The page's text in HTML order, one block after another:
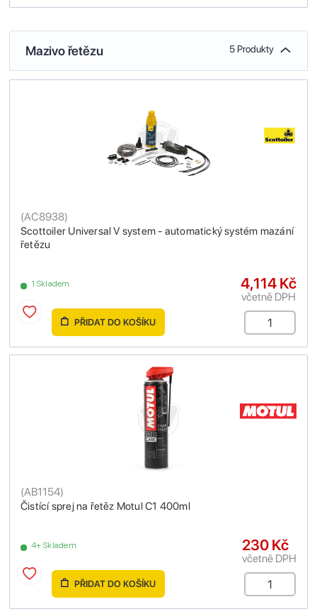
Mazivo řetězu 5 Produkty
Scottoiler Universal V system - automatický systém mazání
řetězu
(AC8938)
1 Skladem 4,114 Kč
včetně DPH
PŘIDAT DO KOŠÍKU
Čistící sprej na řetěz Motul C1 400ml
(AB1154)
4+ Skladem 230 Kč
včetně DPH
PŘIDAT DO KOŠÍKU